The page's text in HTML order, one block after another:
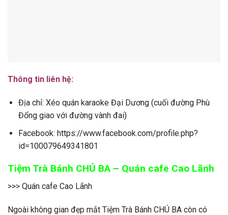
Thông tin liên hệ:
Địa chỉ: Xéo quán karaoke Đại Dương (cuối đường Phù
Đổng giao với đường vành đai)
Facebook: https://www.facebook.com/profile.php?
id=100079649341801
Tiệm Trà Bánh CHÚ BA – Quán cafe Cao Lãnh
>>> Quán cafe Cao Lãnh
Ngoài không gian đẹp mắt Tiệm Trà Bánh CHÚ BA còn có